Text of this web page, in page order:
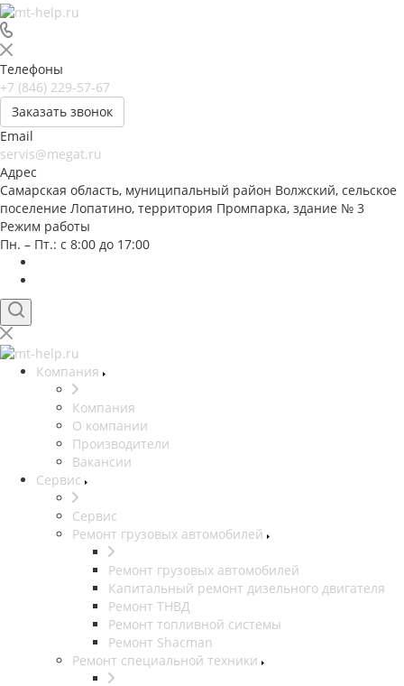
Телефоны
+7 (846) 229-57-67
Заказать звонок
Email
servis@megat.ru
Адрес
Самарская область, муниципальный район Волжский, сельское
поселение Лопатино, территория Промпарка, здание № 3
Режим работы
Пн. – Пт.: с 8:00 до 17:00
Компания
Компания
О компании
Производители
Вакансии
Сервис
Сервис
Ремонт грузовых автомобилей
Ремонт грузовых автомобилей
Капитальный ремонт дизельного двигателя
Ремонт ТНВД
Ремонт топливной системы
Ремонт Shacman
Ремонт специальной техники